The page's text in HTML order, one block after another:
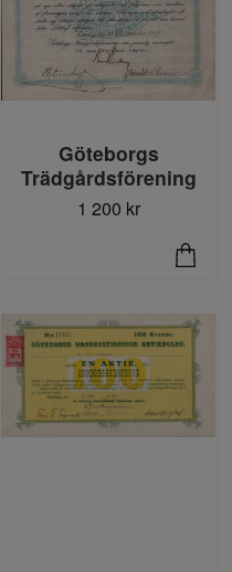
Göteborgs
Trädgårdsförening
1 200 kr